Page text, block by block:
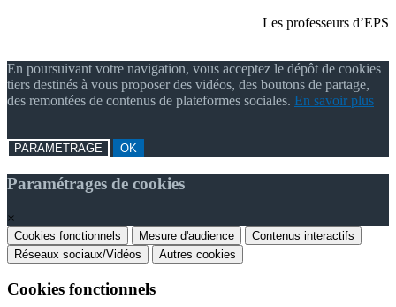
Les professeurs d’EPS
En poursuivant votre navigation, vous acceptez le dépôt de cookies
tiers destinés à vous proposer des vidéos, des boutons de partage,
des remontées de contenus de plateformes sociales. En savoir plus
PARAMETRAGE OK
Paramétrages de cookies
×
Cookies fonctionnels Mesure d'audience
Contenus interactifs
Réseaux sociaux/Vidéos
Autres cookies
Cookies fonctionnels